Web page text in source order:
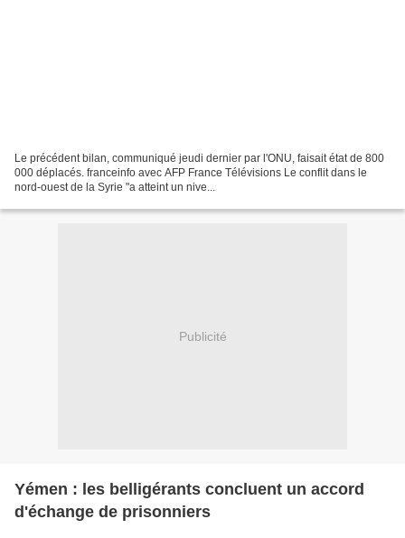
Le précédent bilan, communiqué jeudi dernier par l'ONU, faisait état de 800
000 déplacés. franceinfo avec AFP France Télévisions Le conflit dans le
nord-ouest de la Syrie "a atteint un nive...
Publicité
Yémen : les belligérants concluent un accord
d'échange de prisonniers